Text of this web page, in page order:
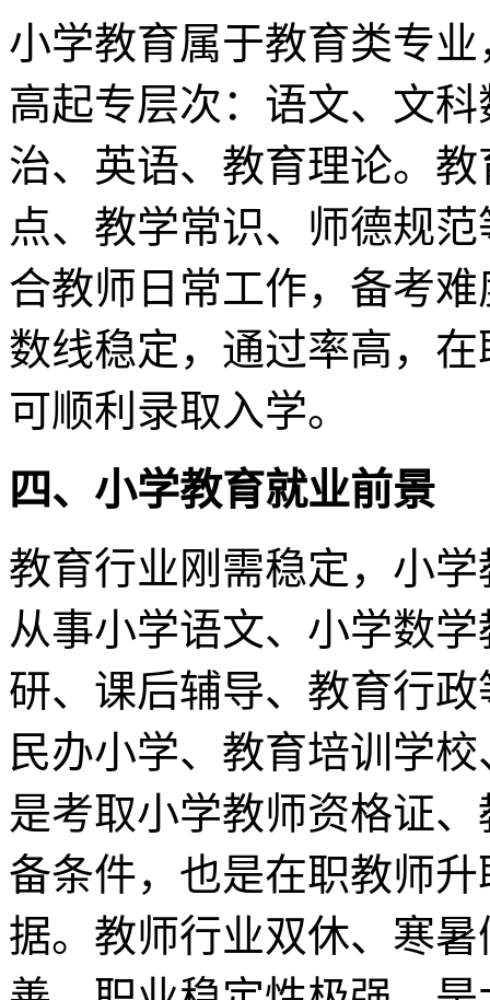
小学教育属于教育类专
高起专层次：语文、文
治、英语、教育理论。
点、教学常识、师德规
合教师日常工作，备考
数线稳定，通过率高，
可顺利录取入学。
四、 小学教育就业前景
教育行业刚需稳定，小
从事小学语文、小学数
研、课后辅导、教育行
民办小学、教育培训学
是考取小学教师资格证
备条件，也是在职教师
据。教师行业双休、寒